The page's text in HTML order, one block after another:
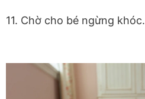
11. Chờ cho bé ngừng khóc.